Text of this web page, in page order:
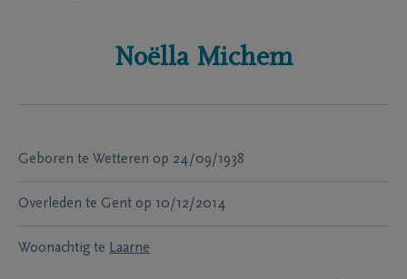
Noëlla Michem
Geboren te Wetteren op 24/09/1938
Overleden te Gent op 10/12/2014
Woonachtig te Laarne